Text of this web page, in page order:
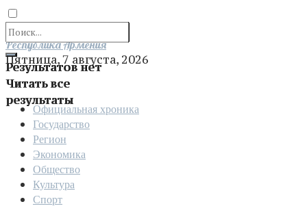
Результатов нет
Читать все
результаты
Отправить
Республика Армения
Пятница, 7 августа, 2026
Официальная хроника
Государство
Регион
Экономика
Общество
Культура
Спорт